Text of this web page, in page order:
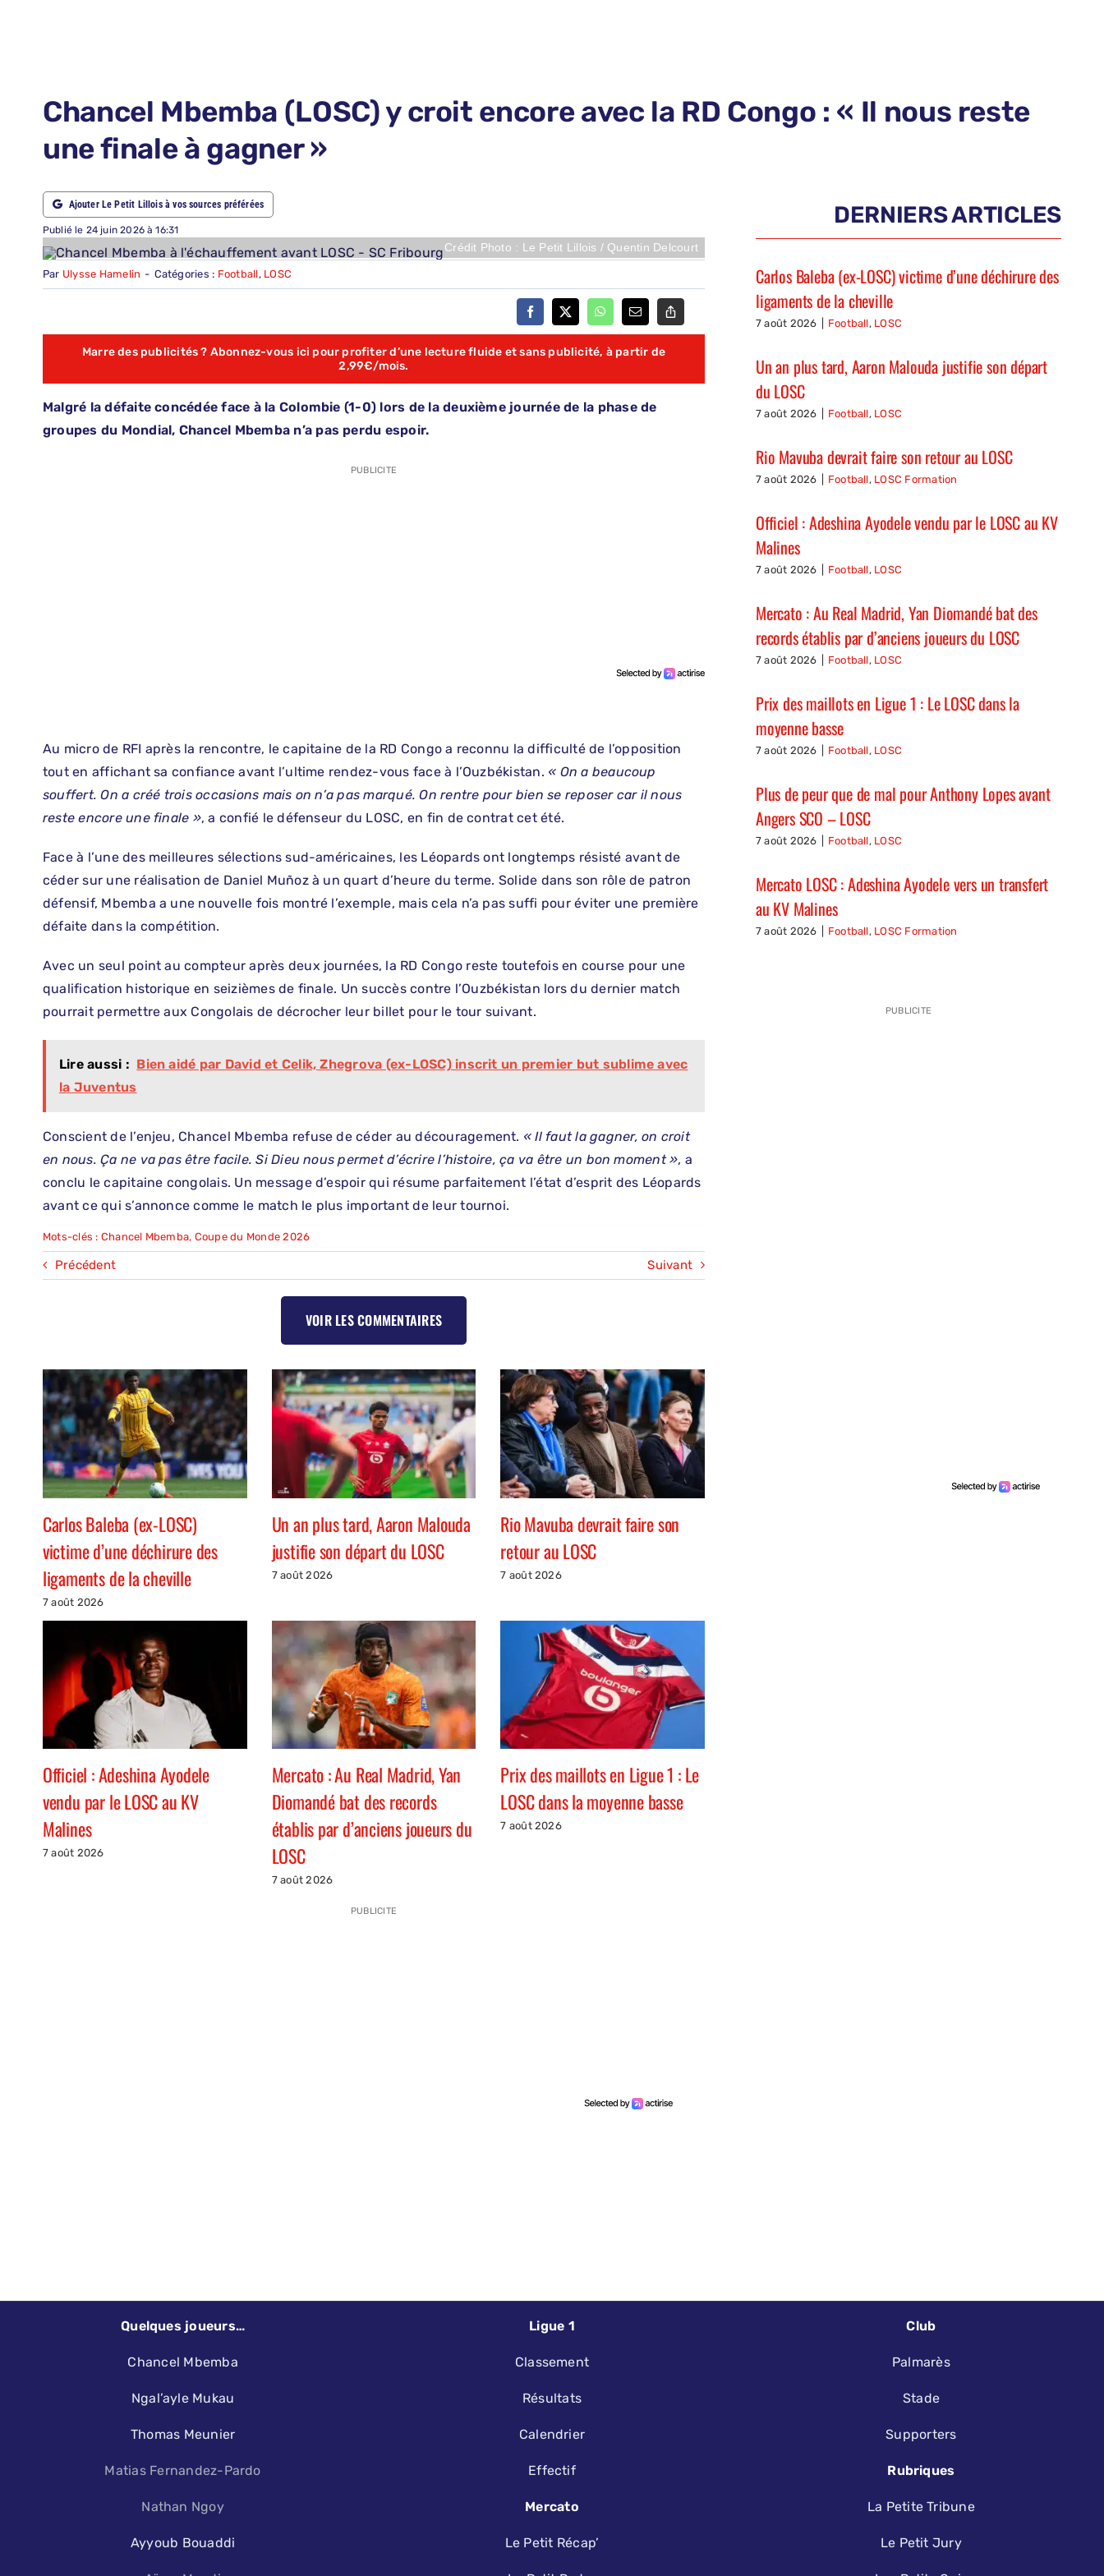
Chancel Mbemba (LOSC) y croit encore avec la RD Congo : « Il nous reste
une finale à gagner »
Ajouter Le Petit Lillois à vos sources préférées
Publié le 24 juin 2026 à 16:31
Crédit Photo : Le Petit Lillois / Quentin Delcourt
Par Ulysse Hamelin - Catégories : Football, LOSC
Marre des publicités ? Abonnez-vous ici pour profiter d’une lecture fluide et sans publicité, à partir de
2,99€/mois.
Malgré la défaite concédée face à la Colombie (1-0) lors de la deuxième journée de la phase de
groupes du Mondial, Chancel Mbemba n’a pas perdu espoir.
PUBLICITE
Au micro de RFI après la rencontre, le capitaine de la RD Congo a reconnu la difficulté de l’opposition
tout en affichant sa confiance avant l’ultime rendez-vous face à l’Ouzbékistan. « On a beaucoup
souffert. On a créé trois occasions mais on n’a pas marqué. On rentre pour bien se reposer car il nous
reste encore une finale », a confié le défenseur du LOSC, en fin de contrat cet été.
Face à l’une des meilleures sélections sud-américaines, les Léopards ont longtemps résisté avant de
céder sur une réalisation de Daniel Muñoz à un quart d’heure du terme. Solide dans son rôle de patron
défensif, Mbemba a une nouvelle fois montré l’exemple, mais cela n’a pas suffi pour éviter une première
défaite dans la compétition.
Avec un seul point au compteur après deux journées, la RD Congo reste toutefois en course pour une
qualification historique en seizièmes de finale. Un succès contre l’Ouzbékistan lors du dernier match
pourrait permettre aux Congolais de décrocher leur billet pour le tour suivant.
Lire aussi : Bien aidé par David et Celik, Zhegrova (ex-LOSC) inscrit un premier but sublime avec
la Juventus
Conscient de l’enjeu, Chancel Mbemba refuse de céder au découragement. « Il faut la gagner, on croit
en nous. Ça ne va pas être facile. Si Dieu nous permet d’écrire l’histoire, ça va être un bon moment », a
conclu le capitaine congolais. Un message d’espoir qui résume parfaitement l’état d’esprit des Léopards
avant ce qui s’annonce comme le match le plus important de leur tournoi.
Mots-clés : Chancel Mbemba, Coupe du Monde 2026
Précédent Suivant
VOIR LES COMMENTAIRES
Carlos Baleba (ex-LOSC)
victime d’une déchirure des
ligaments de la cheville
7 août 2026
Un an plus tard, Aaron Malouda
justifie son départ du LOSC
7 août 2026
Rio Mavuba devrait faire son
retour au LOSC
7 août 2026
Officiel : Adeshina Ayodele
vendu par le LOSC au KV
Malines
7 août 2026
Mercato : Au Real Madrid, Yan
Diomandé bat des records
établis par d’anciens joueurs du
LOSC
7 août 2026
Prix des maillots en Ligue 1 : Le
LOSC dans la moyenne basse
7 août 2026
PUBLICITE
DERNIERS ARTICLES
Carlos Baleba (ex-LOSC) victime d’une déchirure des
ligaments de la cheville
7 août 2026 Football, LOSC
Un an plus tard, Aaron Malouda justifie son départ
du LOSC
7 août 2026 Football, LOSC
Rio Mavuba devrait faire son retour au LOSC
7 août 2026 Football, LOSC Formation
Officiel : Adeshina Ayodele vendu par le LOSC au KV
Malines
7 août 2026 Football, LOSC
Mercato : Au Real Madrid, Yan Diomandé bat des
records établis par d’anciens joueurs du LOSC
7 août 2026 Football, LOSC
Prix des maillots en Ligue 1 : Le LOSC dans la
moyenne basse
7 août 2026 Football, LOSC
Plus de peur que de mal pour Anthony Lopes avant
Angers SCO – LOSC
7 août 2026 Football, LOSC
Mercato LOSC : Adeshina Ayodele vers un transfert
au KV Malines
7 août 2026 Football, LOSC Formation
PUBLICITE
Quelques joueurs…
Chancel Mbemba
Ngal’ayle Mukau
Thomas Meunier
Matias Fernandez-Pardo
Nathan Ngoy
Ayyoub Bouaddi
Ligue 1
Classement
Résultats
Calendrier
Effectif
Mercato
Le Petit Récap’
Club
Palmarès
Stade
Supporters
Rubriques
La Petite Tribune
Le Petit Jury